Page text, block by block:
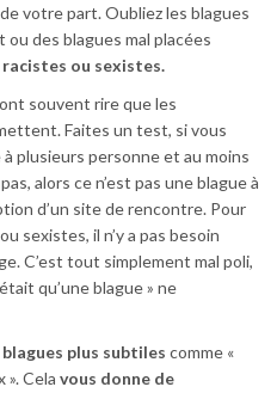
votre part. Oubliez les blagues
ou des blagues mal placées
racistes ou sexistes.
souvent rire que les
Faites un test, si vous
plusieurs personne et au moins
alors ce n’est pas une blague à
d’un site de rencontre. Pour
sexistes, il n’y a pas besoin
C’est tout simplement mal poli,
qu’une blague » ne
blagues plus subtiles comme «
Cela vous donne de